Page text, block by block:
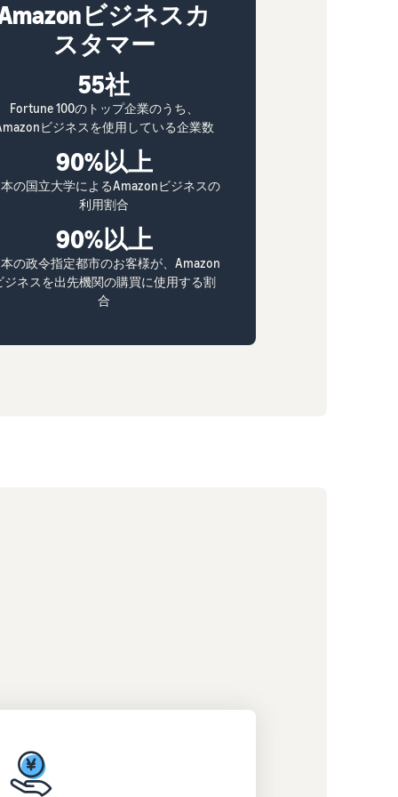
ビジネスカ
スタマー
55社
Fortune 100のトップ企業のうち、
ビジネスを使用している企業数
90%以上
の国立大学によるAmazonビジネスの
利用割合
90%以上
の政令指定都市のお客様が、Amazon
ジネスを出先機関の購買に使用する割
合